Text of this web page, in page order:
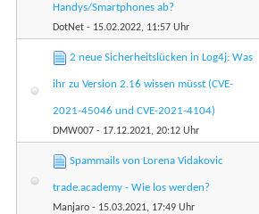
Handys/Smartphones ab?
DotNet - 15.02.2022, 11:57 Uhr
2 neue Sicherheitslücken in Log4j: Was
ihr zu Version 2.16 wissen müsst (CVE-
2021-45046 und CVE-2021-4104)
DMW007 - 17.12.2021, 20:12 Uhr
Spammails von Lorena Vidakovic
trade.academy - Wie los werden?
Manjaro - 15.03.2021, 17:49 Uhr